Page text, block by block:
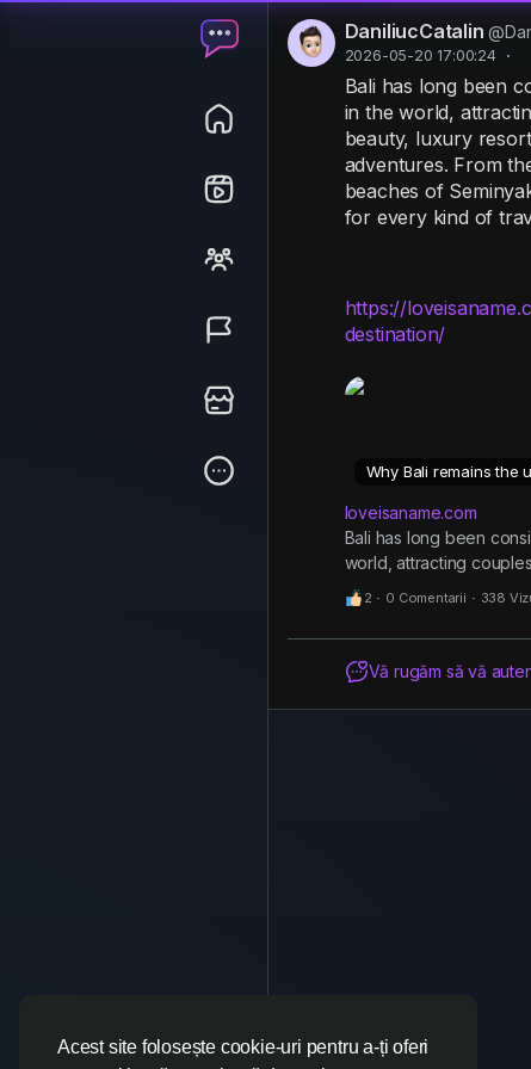
Acest site folosește cookie-uri pentru a-ți oferi
DaniliucCatalin
2026-05-20 17:00:24 ·
Bali has long been
in the world,
beauty, luxury
adventures. From
beaches of
for every kind of
https://
destination/
Why Bali remains the
loveisaname.com
Bali has long been
world, attracting
2 · 0 Comentarii · 338
Vă rugăm să vă